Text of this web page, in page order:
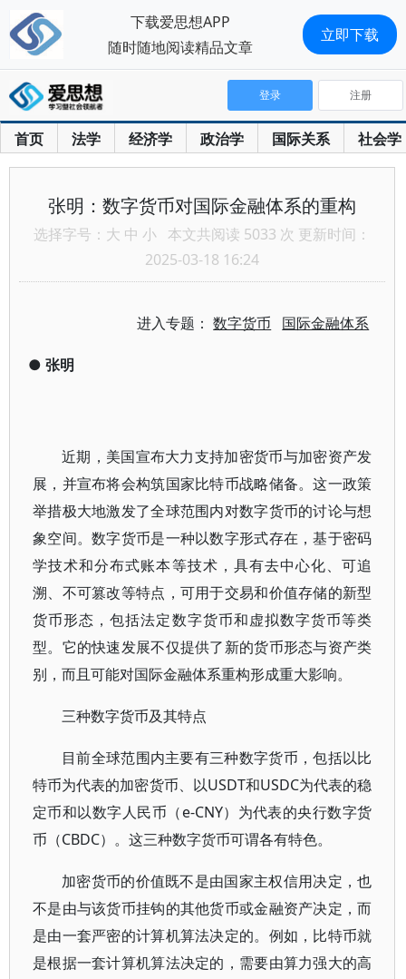
首页 法学 经济学 政治学 国际关系 社会学
登录 注册
张明：数字货币对国际金融体系的重构
选择字号： 大 中 小 本文共阅读 5033 次 更新时间：
2025-03-18 16:24
进入专题：数字货币 国际金融体系
● 张明
近期，美国宣布大力支持加密货币与加密资产发
展，并宣布将会构筑国家比特币战略储备。这一政策
举措极大地激发了全球范围内对数字货币的讨论与想
象空间。数字货币是一种以数字形式存在，基于密码
学技术和分布式账本等技术，具有去中心化、可追
溯、不可篡改等特点，可用于交易和价值存储的新型
货币形态，包括法定数字货币和虚拟数字货币等类
型。它的快速发展不仅提供了新的货币形态与资产类
别，而且可能对国际金融体系重构形成重大影响。
三种数字货币及其特点
目前全球范围内主要有三种数字货币，包括以比
特币为代表的加密货币、以USDT和USDC为代表的稳
定币和以数字人民币（e-CNY）为代表的央行数字货
币（CBDC）。这三种数字货币可谓各有特色。
加密货币的价值既不是由国家主权信用决定，也
不是由与该货币挂钩的其他货币或金融资产决定，而
是由一套严密的计算机算法决定的。例如，比特币就
是根据一套计算机算法决定的，需要由算力强大的高
下载爱思想APP
随时随地阅读精品文章
立即下载